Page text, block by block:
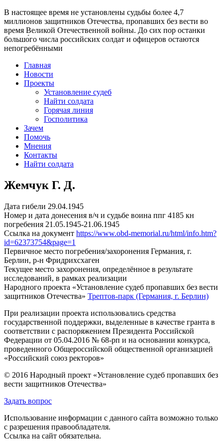
В настоящее время не установлены судьбы более 4,7
миллионов защитников Отечества, пропавших без вести во
время Великой Отечественной войны. До сих пор останки
большо́го числа российских солдат и офицеров остаются
непогребёнными
Главная
Новости
Проекты
Установление судеб
Найти солдата
Горячая линия
Госполитика
Зачем
Помочь
Мнения
Контакты
Найти солдата
Жемчук Г. Д.
Дата гибели 29.04.1945
Номер и дата донесения в/ч и судьбе воина ппг 4185 кн
погребения 21.05.1945-21.06.1945
Ссылка на документ https://www.obd-memorial.ru/html/info.htm?
id=62373754&page=1
Первичное место погребения/захоронения Германия, г.
Берлин, р-н Фридрихсхаген
Текущее место захоронения, определённое в результате
исследований, в рамках реализации
Народного проекта «Установление судеб пропавших без вести
защитников Отечества» Трептов-парк (Германия, г. Берлин)
При реализации проекта использовались средства
государственной поддержки, выделенные в качестве гранта в
соответствии с распоряжением Президента Российской
Федерации от 05.04.2016 № 68-рп и на основании конкурса,
проведенного Общероссийской общественной организацией
«Российский союз ректоров»
© 2016 Народный проект «Установление судеб пропавших без
вести защитников Отечества»
Задать вопрос
Использование информации с данного сайта возможно только
с разрешения правообладателя.
Ссылка на сайт обязательна.